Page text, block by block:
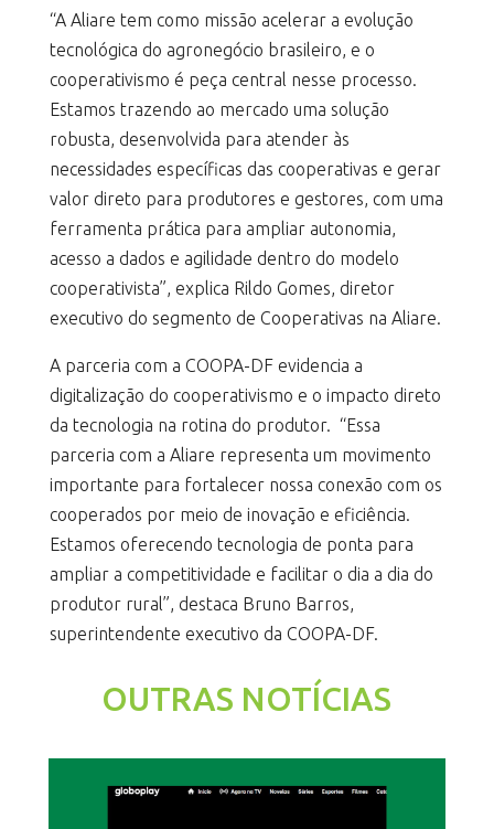
“A Aliare tem como missão acelerar a evolução
tecnológica do agronegócio brasileiro, e o
cooperativismo é peça central nesse processo.
Estamos trazendo ao mercado uma solução
robusta, desenvolvida para atender às
necessidades específicas das cooperativas e gerar
valor direto para produtores e gestores, com uma
ferramenta prática para ampliar autonomia,
acesso a dados e agilidade dentro do modelo
cooperativista”, explica Rildo Gomes, diretor
executivo do segmento de Cooperativas na Aliare.
A parceria com a COOPA-DF evidencia a
digitalização do cooperativismo e o impacto direto
da tecnologia na rotina do produtor. “Essa
parceria com a Aliare representa um movimento
importante para fortalecer nossa conexão com os
cooperados por meio de inovação e eficiência.
Estamos oferecendo tecnologia de ponta para
ampliar a competitividade e facilitar o dia a dia do
produtor rural”, destaca Bruno Barros,
superintendente executivo da COOPA-DF.
OUTRAS NOTÍCIAS